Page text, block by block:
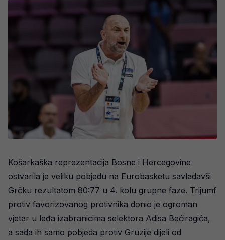
Košarkaška reprezentacija Bosne i Hercegovine
ostvarila je veliku pobjedu na Eurobasketu savladavši
Grčku rezultatom 80:77 u 4. kolu grupne faze. Trijumf
protiv favorizovanog protivnika donio je ogroman
vjetar u leđa izabranicima selektora Adisa Bećiragića,
a sada ih samo pobjeda protiv Gruzije dijeli od